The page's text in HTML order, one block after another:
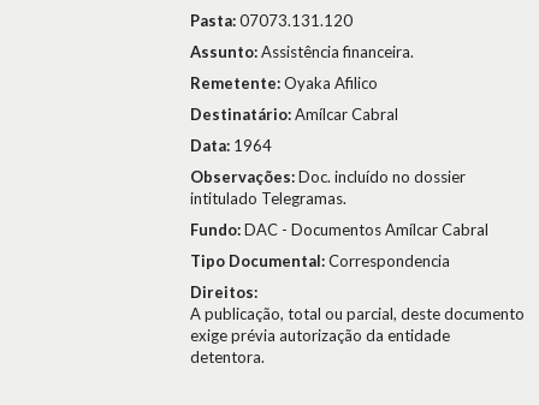
Pasta:07073.131.120
Assunto:Assistência financeira.
Remetente:Oyaka Afilico
Destinatário:Amílcar Cabral
Data: 1964
Observações:Doc. incluído no dossier
intitulado Telegramas.
Fundo:DAC - Documentos Amílcar Cabral
Tipo Documental:Correspondencia
Direitos:
A publicação, total ou parcial, deste documento
exige prévia autorização da entidade
detentora.